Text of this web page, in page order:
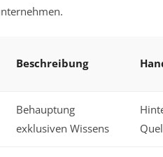
Beschreibung
Behauptung
exklusiven Wissens